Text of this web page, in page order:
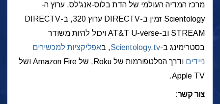
מרכז המדיה העולמי של הדת בלוס-אנג'לס, ערוץ ה-
Scientology זמין ב-DIRECTV ערוץ 320, ב-DIRECTV
STREAM וב-AT&T U-verse ויכול להיות משודר
בסטרימינג ב-Scientology.tv, באפליקציות למכשירים
ניידים
ודרך הפלטפורמות של Roku, של Amazon Fire ושל
Apple TV.
צור קשר: